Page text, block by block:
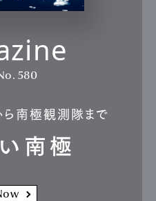
580
ら南極観測隊まで
南極